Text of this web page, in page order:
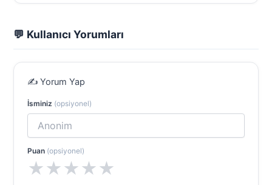
💬 Kullanıcı Yorumları
✍️ Yorum Yap
İsminiz (opsiyonel)
Puan (opsiyonel)
★★★★★